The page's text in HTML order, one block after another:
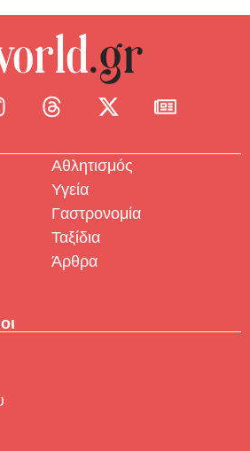
Αθλητισμός
Υγεία
Γαστρονομία
Ταξίδια
Άρθρα